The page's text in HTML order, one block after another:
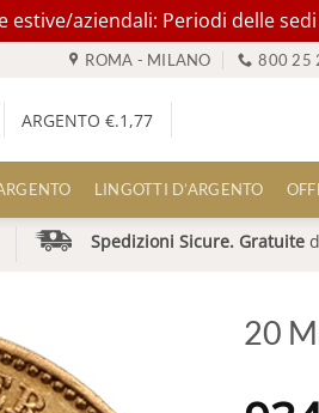
estive/aziendali: Periodi delle
ROMA - MILANO 800 25
ARGENTO €.1,77
LINGOTTI D’ARGENTO
Spedizioni Sicure. Gratuite
20